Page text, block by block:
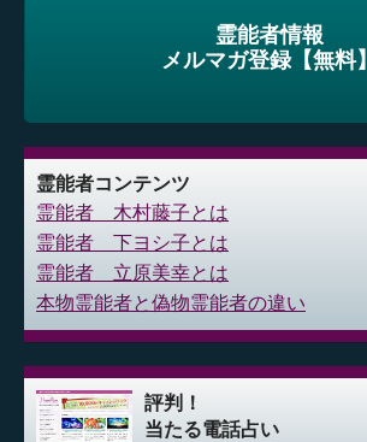
霊能者情報
メルマガ登録【無料】
霊能者コンテンツ
霊能者 木村藤子とは
霊能者 下ヨシ子とは
霊能者 立原美幸とは
本物霊能者と偽物霊能者の違い
評判！
当たる電話占い